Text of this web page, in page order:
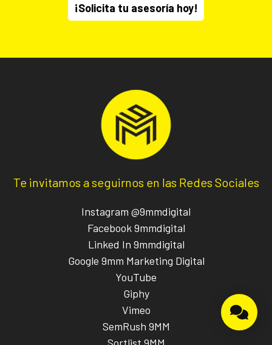
¡Solicita tu asesoría hoy!
Te invitamos a seguirnos en las Redes Sociales
Instagram @9mmdigital
Facebook 9mmdigital
Linked In 9mmdigital
Google 9mm Marketing Digital
YouTube
Giphy
Vimeo
SemRush 9MM
Sortlist 9MM